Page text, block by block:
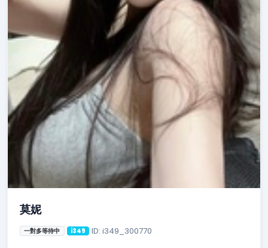
莫妮
一對多等待中 i349 ID: i349_300770